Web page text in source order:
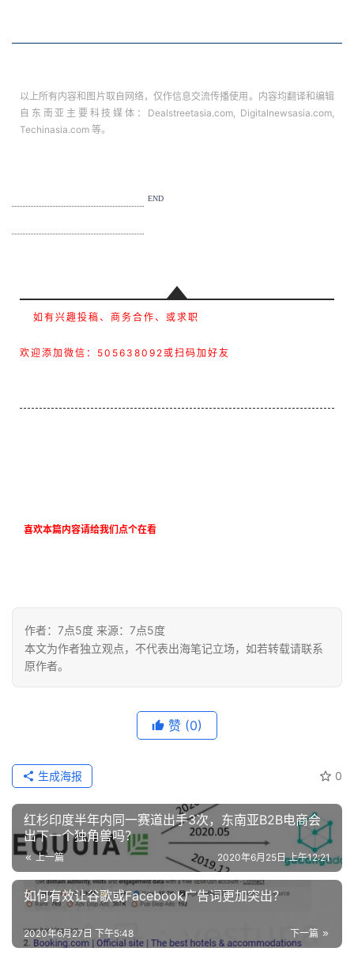
以上所有内容和图片取自网络，仅作信息交流传播使用。内容均翻译和编辑
自东南亚主要科技媒体：Dealstreetasia.com, Digitalnewsasia.com,
Techinasia.com 等。
END
如有兴趣投稿、商务合作、或求职
欢迎添加微信：505638092或扫码加好友
喜欢本篇内容请给我们点个在看
作者：7点5度 来源：7点5度
本文为作者独立观点，不代表出海笔记立场，如若转载请联系
原作者。
赞 (0)
0
生成海报
红杉印度半年内同一赛道出手3次，东南亚B2B电商会
出下一个独角兽吗？
上一篇 2020年6月25日 上午12:21
如何有效让谷歌或Facebook广告词更加突出？
下一篇
2020年6月27日 下午5:48